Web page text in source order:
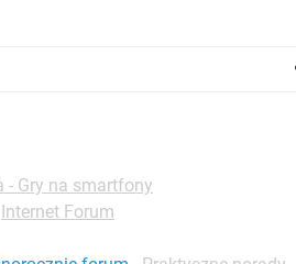
- Gry na smartfony
Internet Forum